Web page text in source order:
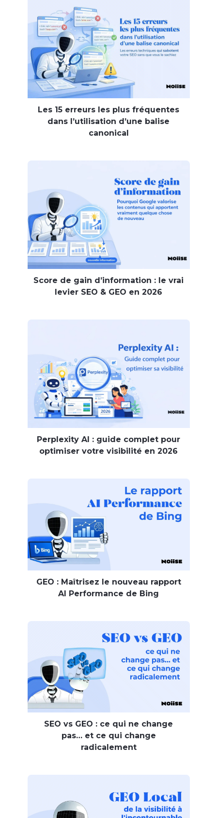
Les 15 erreurs les plus fréquentes
dans l’utilisation d’une balise
canonical
Score de gain d’information : le vrai
levier SEO & GEO en 2026
Perplexity AI : guide complet pour
optimiser votre visibilité en 2026
GEO : Maîtrisez le nouveau rapport
AI Performance de Bing
SEO vs GEO : ce qui ne change
pas… et ce qui change
radicalement